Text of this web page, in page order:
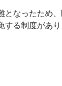
なったため
る制度があり